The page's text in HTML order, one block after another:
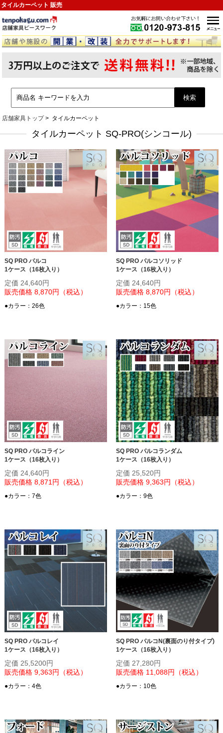
タイルカーペット 販売
店舗家具トップ タイルカーペット
タイルカーペット SQ-PRO(シンコール)
SQ PRO パルコ
1ケース（16枚入り）
定価 24,640円
販売価格 8,870円（税込）
●カラー：26色
SQ PRO パルコソリッド
1ケース（16枚入り）
定価 24,640円
販売価格 8,870円（税込）
●カラー：15色
SQ PRO パルコライン
1ケース（16枚入り）
定価 24,640円
販売価格 8,871円（税込）
●カラー：7色
SQ PRO パルコランダム
1ケース（16枚入り）
定価 25,520円
販売価格 9,363円（税込）
●カラー：9色
SQ PRO パルコレイ
1ケース（16枚入り）
定価 25,5200円
販売価格 9,363円（税込）
●カラー：4色
SQ PRO パルコN(裏面のり付タイプ)
1ケース（16枚入り）
定価 27,280円
販売価格 11,088円（税込）
●カラー：10色